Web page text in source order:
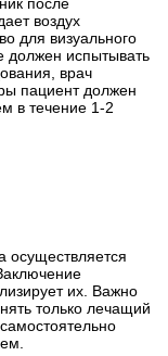
воздух
для визуального
должен испытывать
врач
пациент должен
в течение 1-2
осуществляется
их. Важно
только лечащий